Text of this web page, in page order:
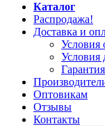
Каталог
Распродажа!
Доставка и
Условия
Условия
Оптовикам
Отзывы
Контакты